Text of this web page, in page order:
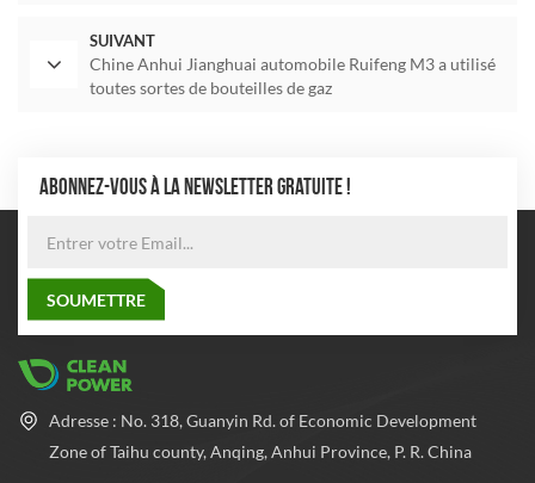
SUIVANT
Chine Anhui Jianghuai automobile Ruifeng M3 a utilisé
toutes sortes de bouteilles de gaz
ABONNEZ-VOUS À LA NEWSLETTER GRATUITE !
Adresse : No. 318, Guanyin Rd. of Economic Development
Zone of Taihu county, Anqing, Anhui Province, P. R. China